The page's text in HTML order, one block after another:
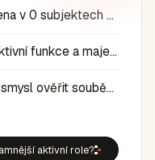
Osoba je aktivně zapojena v 0 subjektech a má 0 historic…
Síť vazeb tvoří hlavně aktivní funkce a majetkové role v…
Před rozhodnutím dává smysl ověřit souběh rolí, historic…
aktivní role?